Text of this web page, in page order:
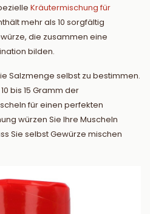
Kräutermischung für
mehr als 10 sorgfältig
die zusammen eine
bilden.
Salzmenge selbst zu bestimmen.
bis 15 Gramm der
für einen perfekten
würzen Sie Ihre Muscheln
Sie selbst Gewürze mischen